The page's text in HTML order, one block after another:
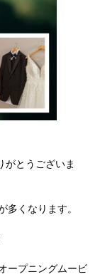
がとうございま
多くなります。
ープニングムービ